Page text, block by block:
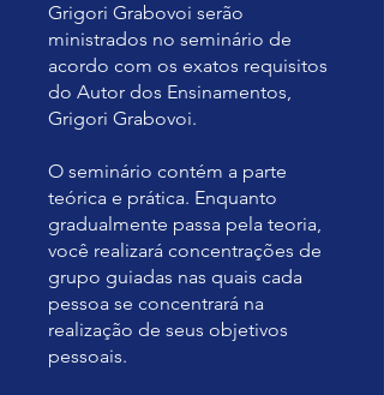
Grigori Grabovoi serão
ministrados no seminário de
acordo com os exatos requisitos
do Autor dos Ensinamentos,
Grigori Grabovoi.
O seminário contém a parte
teórica e prática. Enquanto
gradualmente passa pela teoria,
você realizará concentrações de
grupo guiadas nas quais cada
pessoa se concentrará na
realização de seus objetivos
pessoais.